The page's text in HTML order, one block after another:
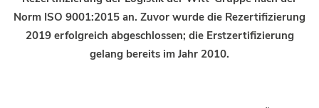
Norm ISO 9001:2015 an. Zuvor wurde die Rezertifizierung
2019 erfolgreich abgeschlossen; die Erstzertifizierung
gelang bereits im Jahr 2010.